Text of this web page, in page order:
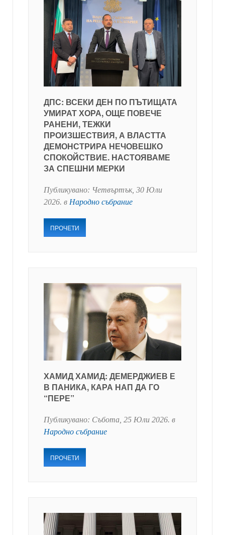
ДПС: ВСЕКИ ДЕН ПО ПЪТИЩАТА
УМИРАТ ХОРА, ОЩЕ ПОВЕЧЕ
РАНЕНИ, ТЕЖКИ
ПРОИЗШЕСТВИЯ, А ВЛАСТТА
ДЕМОНСТРИРА НЕЧОВЕШКО
СПОКОЙСТВИЕ. НАСТОЯВАМЕ
ЗА СПЕШНИ МЕРКИ
Публикувано: Четвъртък, 30 Юли
2026. в Народно събрание
ПРОЧЕТИ
ХАМИД ХАМИД: ДЕМЕРДЖИЕВ Е
В ПАНИКА, КАРА НАП ДА ГО
“ПЕРЕ”
Публикувано: Събота, 25 Юли 2026. в
Народно събрание
ПРОЧЕТИ